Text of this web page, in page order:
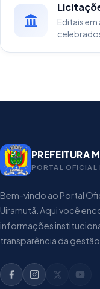
Editais
PREFEITURA
PORTAL
Bem-vindo ao Portal
Uiramutã. Aqui você
informações
transparência da gestão